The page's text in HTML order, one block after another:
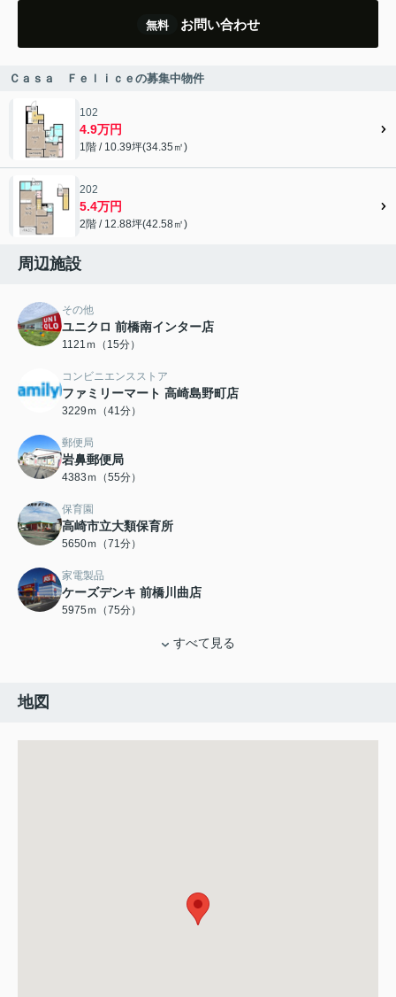
無料 お問い合わせ
Ｃａｓａ Ｆｅｌｉｃｅの募集中物件
102
4.9万円
1階 / 10.39坪(34.35㎡)
202
5.4万円
2階 / 12.88坪(42.58㎡)
周辺施設
その他
ユニクロ 前橋南インター店
1121ｍ（15分）
コンビニエンスストア
ファミリーマート 高崎島野町店
3229ｍ（41分）
郵便局
岩鼻郵便局
4383ｍ（55分）
保育園
高崎市立大類保育所
5650ｍ（71分）
家電製品
ケーズデンキ 前橋川曲店
5975ｍ（75分）
すべて見る
地図